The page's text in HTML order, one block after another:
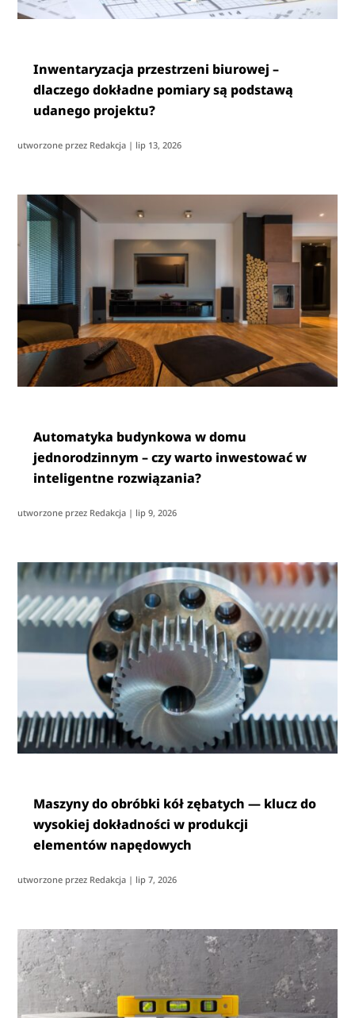
Inwentaryzacja przestrzeni biurowej –
dlaczego dokładne pomiary są podstawą
udanego projektu?
utworzone przez Redakcja | lip 13, 2026
Automatyka budynkowa w domu
jednorodzinnym – czy warto inwestować w
inteligentne rozwiązania?
utworzone przez Redakcja | lip 9, 2026
Maszyny do obróbki kół zębatych — klucz do
wysokiej dokładności w produkcji
elementów napędowych
utworzone przez Redakcja | lip 7, 2026